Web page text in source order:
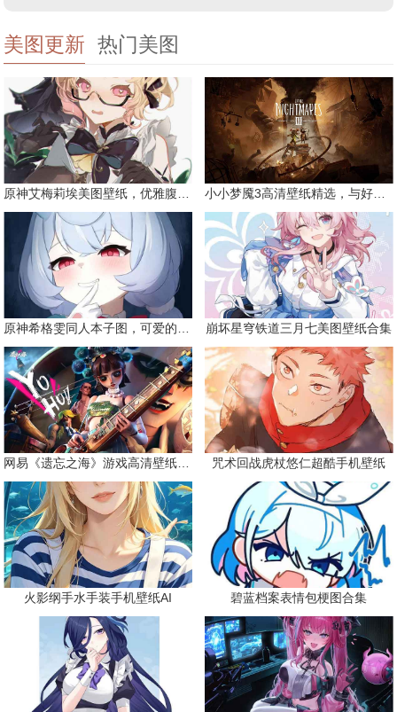
美图更新 热门美图
原神艾梅莉埃美图壁纸，优雅腹黑眼镜娘 小小梦魇3高清壁纸精选，与好友一同面对恐惧
原神希格雯同人本子图，可爱的双马尾 崩坏星穹铁道三月七美图壁纸合集
网易《遗忘之海》游戏高清壁纸精选 咒术回战虎杖悠仁超酷手机壁纸
火影纲手水手装手机壁纸AI 碧蓝档案表情包梗图合集